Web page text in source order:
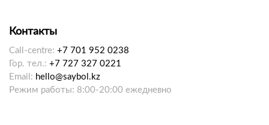
Контакты
Call-centre: +7 701 952 0238
Гор. тел.: +7 727 327 0221
Email: hello@saybol.kz
Режим работы: 8:00-20:00 ежедневно